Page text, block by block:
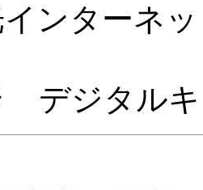
ンターネ
デジタル